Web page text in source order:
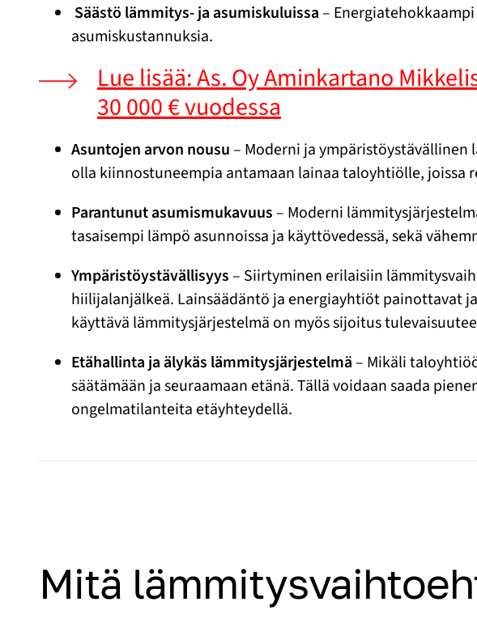
Säästö lämmitys- ja asumiskuluissa–
asumiskustannuksia.
Lue lisää: As. Oy Aminkartano
30 000 € vuodessa
Asuntojen arvon nousu– Moderni ja
olla kiinnostuneempia antamaan lainaa taloyhtiölle, joissa
Parantunut asumismukavuus– Moderni
tasaisempi lämpö asunnoissa ja käyttövedessä, sekä
Ympäristöystävällisyys– Siirtyminen erilaisiin
hiilijalanjälkeä. Lainsäädäntö ja energiayhtiöt painottavat
käyttävä lämmitysjärjestelmä on myös sijoitus
Etähallinta ja älykäs lämmitysjärjestelmä– Mikäli
säätämään ja seuraamaan etänä. Tällä voidaan saada
ongelmatilanteita etäyhteydellä.
Mitä